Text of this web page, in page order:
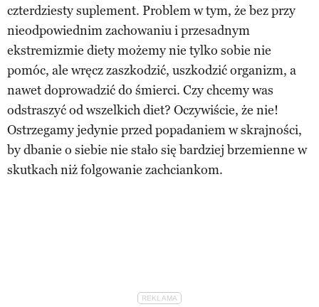
czterdziesty suplement. Problem w tym, że bez przy
nieodpowiednim zachowaniu i przesadnym
ekstremizmie diety możemy nie tylko sobie nie
pomóc, ale wręcz zaszkodzić, uszkodzić organizm, a
nawet doprowadzić do śmierci. Czy chcemy was
odstraszyć od wszelkich diet? Oczywiście, że nie!
Ostrzegamy jedynie przed popadaniem w skrajności,
by dbanie o siebie nie stało się bardziej brzemienne w
skutkach niż folgowanie zachciankom.